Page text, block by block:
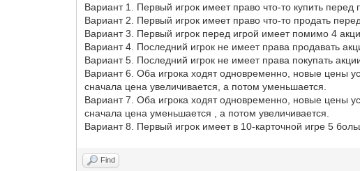
Вариант 1. Первый игрок имеет право что-то купить
Вариант 2. Первый игрок имеет право что-то продать
Вариант 3. Первый игрок перед игрой имеет помимо 4
Вариант 4. Последний игрок не имеет права продавать
Вариант 5. Последний игрок не имеет права покупать
Вариант 6. Оба игрока ходят одновременно, новые цены
сначала цена увеличивается, а потом уменьшается.
Вариант 7. Оба игрока ходят одновременно, новые цены
сначала цена уменьшается , а потом увеличивается.
Вариант 8. Первый игрок имеет в 10-карточной игре 5
Find